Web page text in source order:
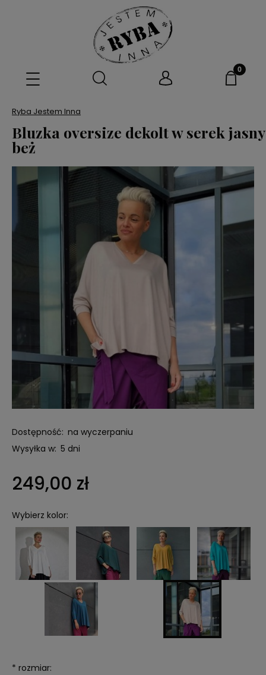
Ryba Jestem Inna
Bluzka oversize dekolt w serek jasny
beż
Dostępność: na wyczerpaniu
Wysyłka w: 5 dni
249,00 zł
Wybierz kolor:
* rozmiar: